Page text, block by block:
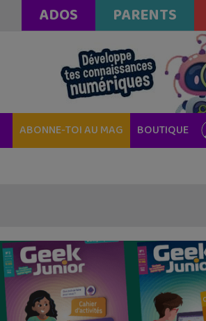
ADOS PARENTS
ABONNE-TOI AU MAG BOUTIQUE